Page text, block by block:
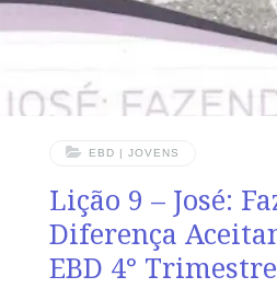
EBD | JOVENS
Lição 9 – José:
Diferença
EBD 4°